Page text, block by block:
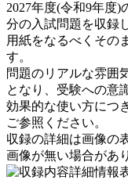
2027年度(令和9年度
分の入試問題を収録
用紙をなるべくその
す。
問題のリアルな雰囲
となり、受験への意
効果的な使い方につ
ご参照ください。
収録の詳細は画像の
画像が無い場合があ